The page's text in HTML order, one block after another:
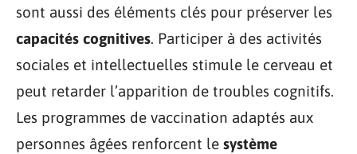
sont aussi des éléments clés pour préserver les
capacités cognitives. Participer à des activités
sociales et intellectuelles stimule le cerveau et
peut retarder l’apparition de troubles cognitifs.
Les programmes de vaccination adaptés aux
personnes âgées renforcent le système